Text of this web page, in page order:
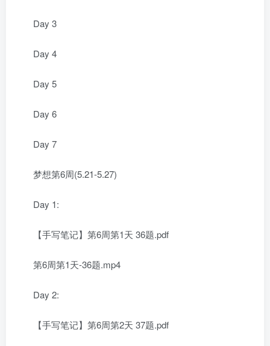
Day 3
Day 4
Day 5
Day 6
Day 7
梦想第6周(5.21-5.27)
Day 1:
【手写笔记】第6周第1天 36题.pdf
第6周第1天-36题.mp4
Day 2:
【手写笔记】第6周第2天 37题.pdf